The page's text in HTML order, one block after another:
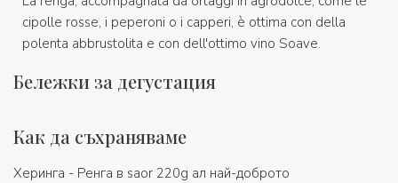
cipolle rosse, i peperoni o i capperi, è ottima con della
polenta abbrustolita e con dell'ottimo vino Soave.
Бележки за дегустация
Как да съхраняваме
Херинга - Ренга в saor 220g ал най-доброто